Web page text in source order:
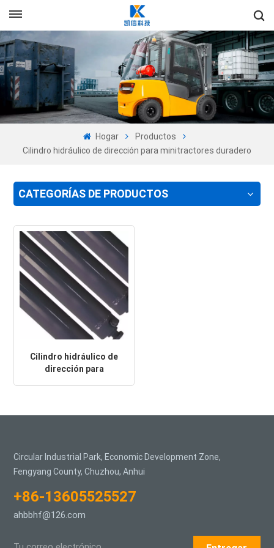
+86-13605525527
en
ru
ar
Hogar
Productos
Cilindro hidráulico de dirección para minitractores duradero
CATEGORÍAS DE PRODUCTOS
Cilindro hidráulico de
dirección para
Circular Industrial Park, Economic Development Zone,
Fengyang County, Chuzhou, Anhui
+86-13605525527
ahbbhf@126.com